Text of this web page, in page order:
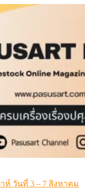
ปัญหาราคาโคเนื้อตก
วันที่ 3 – 7 สิงหาคม